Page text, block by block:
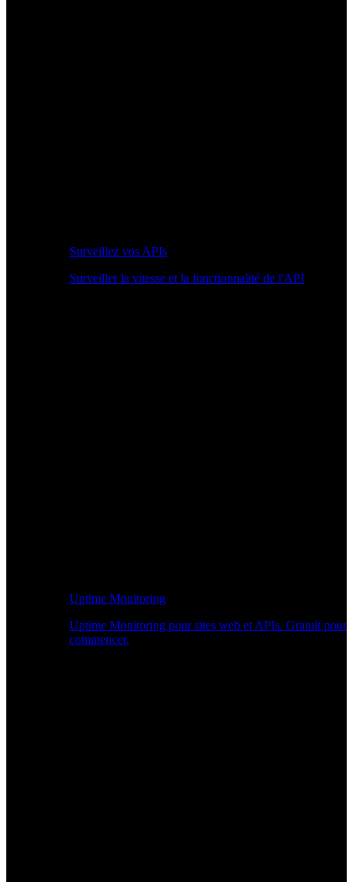
Surveillez vos APIs
Surveiller la vitesse et la fonctionnalité de l'API
Uptime Monitoring
Uptime Monitoring pour sites web et APIs. Gratuit pour
commencer.